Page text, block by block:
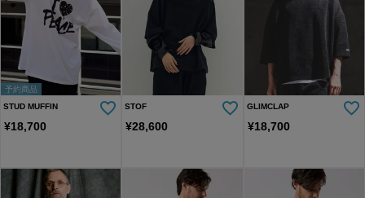
予約商品
STUD MUFFIN
¥18,700
STOF
¥28,600
GLIMCLAP
¥18,700